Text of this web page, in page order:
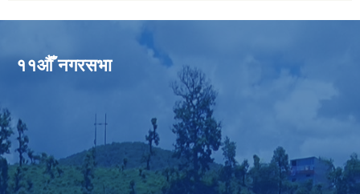
११औँ नगरसभा